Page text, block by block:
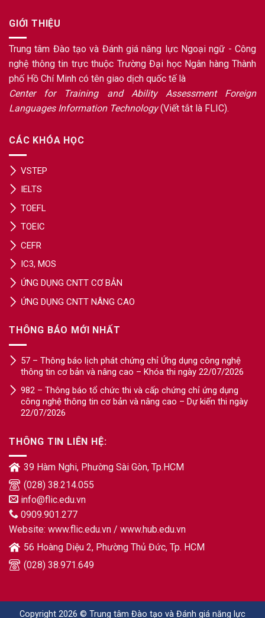
GIỚI THIỆU
Trung tâm Đào tạo và Đánh giá năng lực Ngoại ngữ - Công
nghệ thông tin trực thuộc Trường Đại học Ngân hàng Thành
phố Hồ Chí Minh có tên giao dịch quốc tế là
Center for Training and Ability Assessment Foreign
Languages Information Technology(Viết tắt là FLIC).
CÁC KHÓA HỌC
VSTEP
ỨNG DỤNG CNTT CƠ BẢN
ỨNG DỤNG CNTT NÂNG CAO
IC3, MOS
IELTS
TOEFL
TOEIC
CEFR
THÔNG BÁO MỚI NHẤT
57 – Thông báo lịch phát chứng chỉ Ứng dụng công nghệ
thông tin cơ bản và nâng cao – Khóa thi ngày 22/07/2026
982 – Thông báo tổ chức thi và cấp chứng chỉ ứng dụng
công nghệ thông tin cơ bản và nâng cao – Dự kiến thi ngày
22/07/2026
THÔNG TIN LIÊN HỆ:
39 Hàm Nghi, Phường Sài Gòn, Tp.HCM
(028) 38.214.055
info@flic.edu.vn
0909.901.277
Website: www.flic.edu.vn / www.hub.edu.vn
56 Hoàng Diệu 2, Phường Thủ Đức, Tp. HCM
(028) 38.971.649
Copyright 2026 © Trung tâm Đào tạo và Đánh giá năng lực